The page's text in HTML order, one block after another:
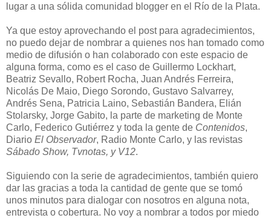
lugar a una sólida comunidad blogger en el Río de la Plata.
Ya que estoy aprovechando el post para agradecimientos,
no puedo dejar de nombrar a quienes nos han tomado como
medio de difusión o han colaborado con este espacio de
alguna forma, como es el caso de Guillermo Lockhart,
Beatriz Sevallo, Robert Rocha, Juan Andrés Ferreira,
Nicolás De Maio, Diego Sorondo, Gustavo Salvarrey,
Andrés Sena, Patricia Laino, Sebastián Bandera, Elián
Stolarsky, Jorge Gabito, la parte de marketing de Monte
Carlo, Federico Gutiérrez y toda la gente de Contenidos,
Diario El Observador, Radio Monte Carlo, y las revistas
Sábado Show, Tvnotas, y V12.
Siguiendo con la serie de agradecimientos, también quiero
dar las gracias a toda la cantidad de gente que se tomó
unos minutos para dialogar con nosotros en alguna nota,
entrevista o cobertura. No voy a nombrar a todos por miedo